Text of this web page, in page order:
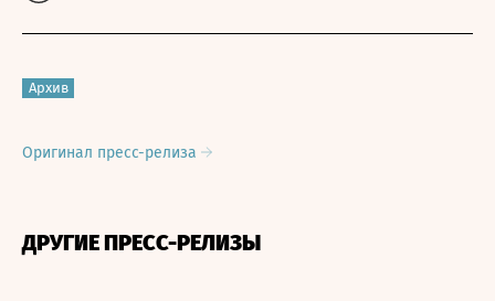
Архив
Оригинал пресс-релиза
ДРУГИЕ ПРЕСС-РЕЛИЗЫ